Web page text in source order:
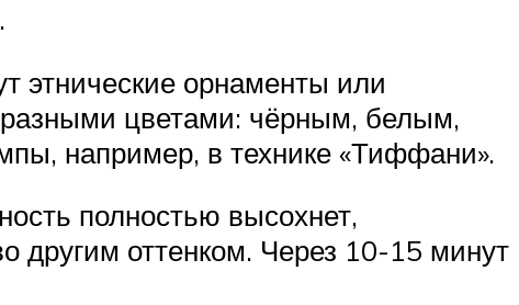
этнические орнаменты или
разными цветами: чёрным, белым,
например, в технике «Тиффани».
полностью высохнет,
другим оттенком. Через 10-15 минут